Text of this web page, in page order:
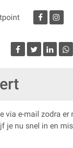
verkooppunt.
via e-mail zodra er
je nu snel in en